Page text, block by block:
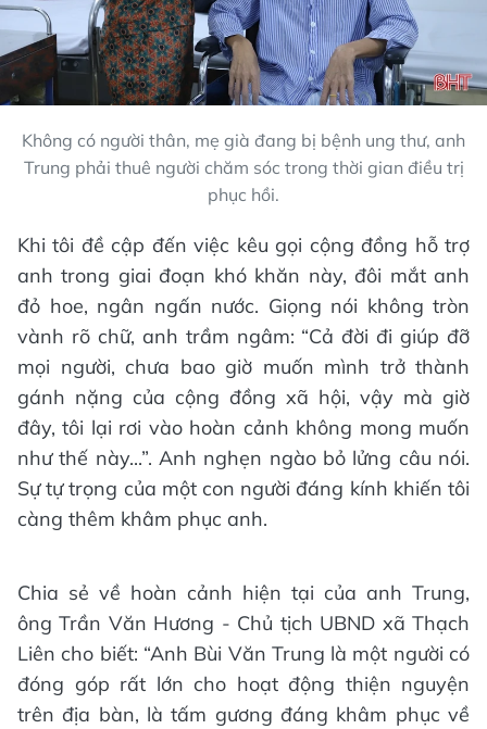
Không có người thân, mẹ già đang bị bệnh ung thư, anh
Trung phải thuê người chăm sóc trong thời gian điều trị
phục hồi.
Khi tôi đề cập đến việc kêu gọi cộng đồng hỗ trợ
anh trong giai đoạn khó khăn này, đôi mắt anh
đỏ hoe, ngân ngấn nước. Giọng nói không tròn
vành rõ chữ, anh trầm ngâm: “Cả đời đi giúp đỡ
mọi người, chưa bao giờ muốn mình trở thành
gánh nặng của cộng đồng xã hội, vậy mà giờ
đây, tôi lại rơi vào hoàn cảnh không mong muốn
như thế này...”. Anh nghẹn ngào bỏ lửng câu nói.
Sự tự trọng của một con người đáng kính khiến tôi
càng thêm khâm phục anh.
Chia sẻ về hoàn cảnh hiện tại của anh Trung,
ông Trần Văn Hương - Chủ tịch UBND xã Thạch
Liên cho biết: “Anh Bùi Văn Trung là một người có
đóng góp rất lớn cho hoạt động thiện nguyện
trên địa bàn, là tấm gương đáng khâm phục về